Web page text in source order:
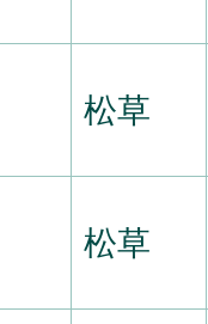
松草
松草